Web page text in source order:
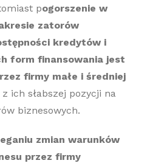
pogorszenie w
zatorów
kredytów i
form finansowania jest
firmy małe i średniej
ich słabszej pozycji na
biznesowych.
zmian warunków
przez firmy